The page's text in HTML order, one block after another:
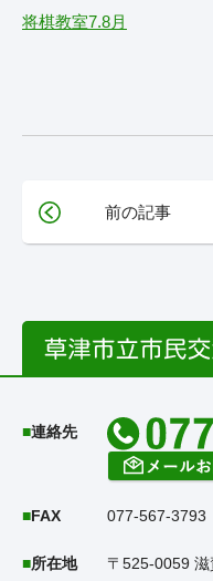
将棋教室7.8月
前の記事
連絡先
FAX 077-567-3793
所在地
〒525-0059